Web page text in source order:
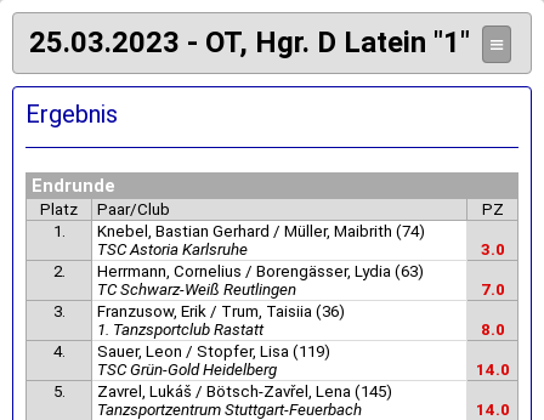
25.03.2023 - OT, Hgr. D Latein "1" ≡
Ergebnis
Endrunde
Platz Paar/Club
PZ
1.
Knebel, Bastian Gerhard / Müller, Maibrith (74)
TSC Astoria Karlsruhe
3.0
2.
Herrmann, Cornelius / Borengässer, Lydia (63)
TC Schwarz-Weiß Reutlingen
7.0
3.
Franzusow, Erik / Trum, Taisiia (36)
1. Tanzsportclub Rastatt
8.0
4.
Sauer, Leon / Stopfer, Lisa (119)
TSC Grün-Gold Heidelberg
14.0
5.
Zavrel, Lukáš / Bötsch-Zavřel, Lena (145)
Tanzsportzentrum Stuttgart-Feuerbach
14.0